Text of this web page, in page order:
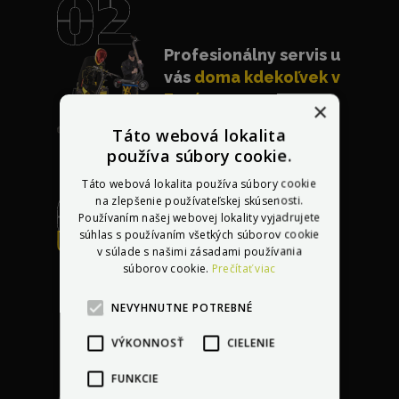
Profesionálny servis u
vás doma kdekoľvek v
Európe
Bezplatná oprava
akéhokoľvek
po kúpe vozidla
×
Táto webová lokalita
používa súbory cookie.
Táto webová lokalita používa súbory cookie
na zlepšenie používateľskej skúsenosti.
Používaním našej webovej lokality vyjadrujete
súhlas s používaním všetkých súborov cookie
v súlade s našimi zásadami používania
súborov cookie. Prečítať viac
NEVYHNUTNE POTREBNÉ
VÝKONNOSŤ CIELENIE
FUNKCIE